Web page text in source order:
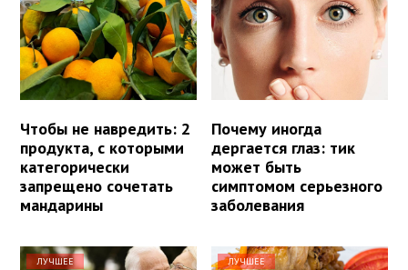
Чтобы не навредить: 2
продукта, с которыми
категорически
запрещено сочетать
мандарины
Почему иногда
дергается глаз: тик
может быть
симптомом серьезного
заболевания
ЛУЧШЕЕ ЛУЧШЕЕ